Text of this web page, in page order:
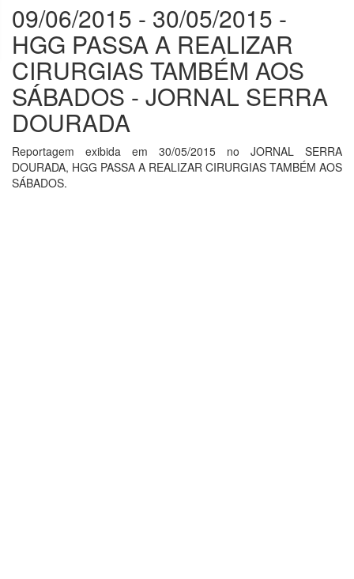
09/06/2015 - 30/05/2015 -
HGG PASSA A REALIZAR
CIRURGIAS TAMBÉM AOS
SÁBADOS - JORNAL SERRA
DOURADA
Reportagem exibida em 30/05/2015 no JORNAL SERRA
DOURADA, HGG PASSA A REALIZAR CIRURGIAS TAMBÉM AOS
SÁBADOS.